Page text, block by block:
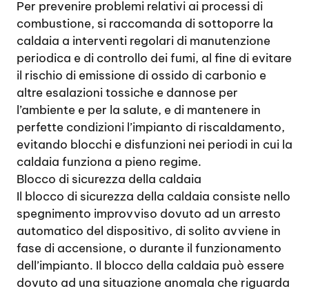
Per prevenire problemi relativi ai processi di
combustione, si raccomanda di sottoporre la
caldaia a interventi regolari di manutenzione
periodica e di controllo dei fumi, al fine di evitare
il rischio di emissione di ossido di carbonio e
altre esalazioni tossiche e dannose per
l’ambiente e per la salute, e di mantenere in
perfette condizioni l’impianto di riscaldamento,
evitando blocchi e disfunzioni nei periodi in cui la
caldaia funziona a pieno regime.
Blocco di sicurezza della caldaia
Il blocco di sicurezza della caldaia consiste nello
spegnimento improvviso dovuto ad un arresto
automatico del dispositivo, di solito avviene in
fase di accensione, o durante il funzionamento
dell’impianto. Il blocco della caldaia può essere
dovuto ad una situazione anomala che riguarda